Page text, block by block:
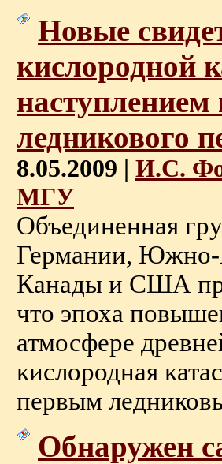
Новые
кислородной
наступлением
ледникового
8.05.2009 | И.С.
МГУ
Объединенная
Германии, Южно-
Канады и США
что эпоха
атмосфере
кислородная
первым
Обнаружен